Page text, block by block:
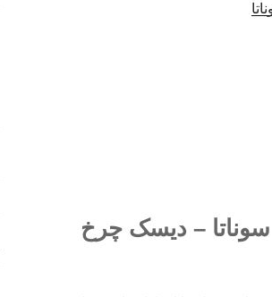
– دیسک چرخ